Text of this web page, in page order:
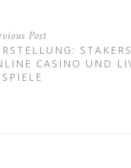
Post
CASINO UND